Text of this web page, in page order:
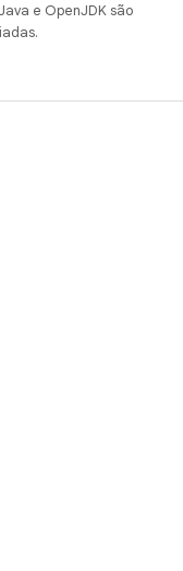
e OpenJDK são